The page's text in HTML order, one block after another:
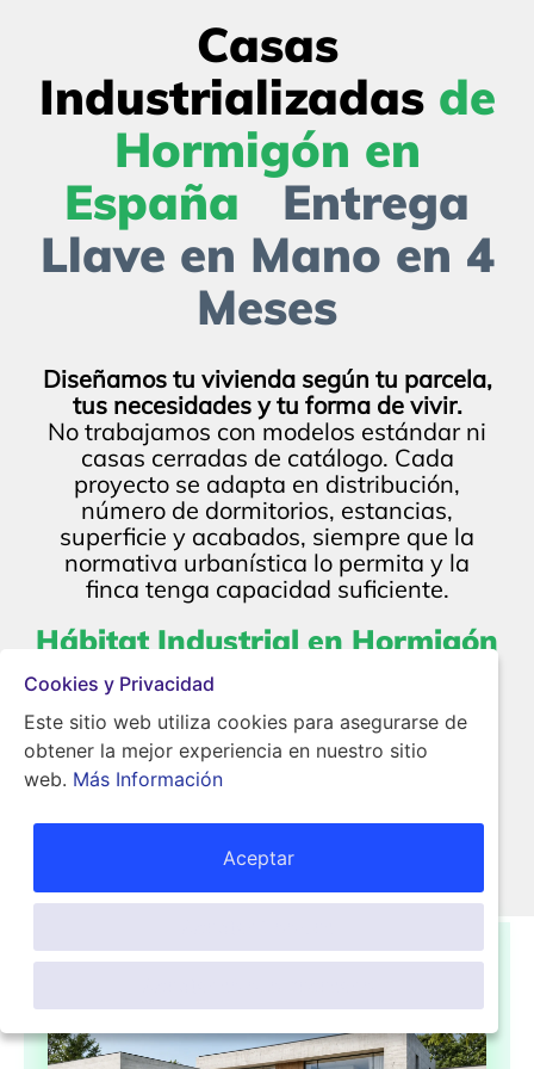
Casas
Industrializadas de
Hormigón en
España Entrega
Llave en Mano en 4
Meses
Diseñamos tu vivienda según tu parcela,
tus necesidades y tu forma de vivir.
No trabajamos con modelos estándar ni
casas cerradas de catálogo. Cada
proyecto se adapta en distribución,
número de dormitorios, estancias,
superficie y acabados, siempre que la
normativa urbanística lo permita y la
finca tenga capacidad suficiente.
Hábitat Industrial en Hormigón
La solidez de siempre. La
precisión del futuro.
Construcción Rápida: Estructura en 40 Días
hormigón, precios cerrado y sin sorpresas.
"Tu Hogar en Tiempo Récord".
Cookies y Privacidad
Este sitio web utiliza cookies para asegurarse de
obtener la mejor experiencia en nuestro sitio
web. Más Información
Aceptar